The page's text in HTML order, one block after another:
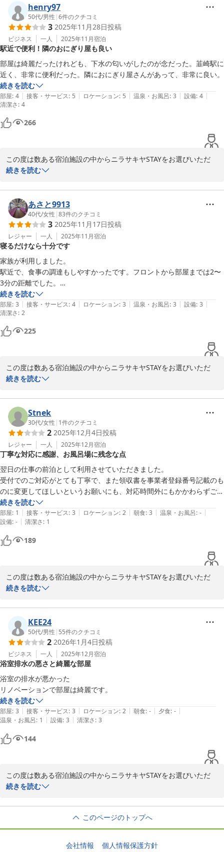
STAY1(本館)はテレビがなく、トイレ、シャワールームが共用、で
すが
STAY2(別館)はテレビがあり、お部屋内にユニットバスが付いてお
ります。
もしよろしければ、次回ご利用いただく際はSTAY2をご検討いただ
けますと幸いです。
またのお越しをお待ちしております。
ニラサキヤSTAY
2025-09-02
henry97
50代/男性 |6件のクチコミ
3 2025年11月28日投稿
ビジネス 一人 2025年11月宿泊
駅近で便利！隣のおにぎり屋も良い
部屋は綺麗だったけれども、下水の匂いがしたのが念だった。韮崎駅に
近く、非常に便利だった。隣におにぎり屋さんがあって、非常に良い。
続きを読む
部屋: 4 | 接客・サービス: 5 | ロケーション: 5 | 温泉・お風呂: 3 | 設備: 4 |
清潔さ: 4
266
この度は数ある宿泊施設の中からニラサキヤSTAYをお選びいただ
き、誠にありがとうございます。
お部屋の清潔さや、駅からのアクセス、そして隣接するおにぎり店
の利便性についてご満足いただけたとのこと、大変嬉しく拝見いた
しました。
一方で、お部屋で下水のにおいを感じられたとのこと、ご不快な思
いをさせてしまい申し訳ございません。
いただいたご指摘を受け、該当客室の排水まわりの点検・清掃を改
めて強化し、再発防止に努めてまいります。
またのご利用を心よりお待ち申し上げております。
ニラサキヤSTAY
ニラサキヤＳＴＡＹ
2025-11-29
続きを読む
あさと9913
40代/女性 |83件のクチコミ
3 2025年11月17日投稿
レジャー 一人 2025年11月宿泊
寝るだけなら十分です
家族が利用しました。
駅近で、食事の調達もしやすかったです。フロントから部屋までは2〜
3分の距離でした。
部屋は掃除はされていましたが、古さはありました。
続きを読む
部屋: 3 | 接客・サービス: 4 | ロケーション: 3 | 温泉・お風呂: 3 | 設備: 3 |
清潔さ: 2
225
この度は数ある宿泊施設の中からニラサキヤSTAYをお選びいただ
き、誠にありがとうございます。
次回、ご利用の際は周辺飲食店も楽しんでいただけると大変喜ばし
く思います。
またのご利用を心よりお待ち申し上げております。
ニラサキヤSTAY
ニラサキヤＳＴＡＹ
2025-11-18
続きを読む
Stnek
30代/女性 | 1件のクチコミ
2 2025年12月4日投稿
レジャー 一人 2025年12月宿泊
丁寧な対応に感謝、お風呂場に残念な点
翌日の仕事の前泊として利用させていただきました。
受付でのご対応がとても丁寧で、また領収書を事業者登録番号記載のも
のに変更してほしいというお願いにも、対応時間外にもかかわらずご対
応いただき、誠にありがとうございました。
ただ、再発行いただいた領収書の宛名が前株になっており、チェックイ
ン時に発行いただいたものとは表記が異なっておりましたため、今後ご
確認いただけますと幸いです。
また、客室のお風呂場に使用済みのタオルがかかったままになってお
り、少々残念な気持ちになりました。清掃の際にご配慮いただければと
存じます。
続きを読む
部屋: 1 | 接客・サービス: 3 | ロケーション: 2 | 朝食: 3 | 温泉・お風呂: - |
設備: - | 清潔さ: 1
189
この度は数ある宿泊施設の中からニラサキヤSTAYをお選びいただ
き、誠にありがとうございます。
受付での対応について温かいお言葉を頂戴し、スタッフ一同大変励
みになっております。
一方で、領収書の宛名表記につきまして不備があったことと清掃チ
ェックの不行き届きによりご不快な思いをさせてしまったこと、大
変申し訳ございませんでした。
いただいたご指摘を真摯に受け止め、より快適にお過ごしいただけ
る宿泊室を目指し改善に努めてまいります。
またのご利用を心よりお待ち申し上げております。
ニラサキヤSTAY
ニラサキヤＳＴＡＹ
続きを読む
KEE24
50代/男性 | 55件のクチコミ
2 2026年1月4日投稿
ビジネス 一人 2025年12月宿泊
浴室排水の悪さと綺麗な部屋
浴室の排水が悪かった
リノベーションで部屋は綺麗です。
続きを読む
部屋: 3 | 接客・サービス: 3 | ロケーション: 2 | 朝食: - | 夕食: - |
温泉・お風呂: 1 | 設備: 3 | 清潔さ: 3
144
この度は数ある宿泊施設の中からニラサキヤSTAYをお選びいただ
き、誠にありがとうございます。
リノベーション後のお部屋の清潔さについてお褒めいただき、大変
一方で、浴室の排水につきましてはご不便をおかけし、申し訳ござ
いません。いただいたご指摘を受け、設備の点検・改善に努めてま
続きを読む
このページのトップへ
会社情報 個人情報保護方針